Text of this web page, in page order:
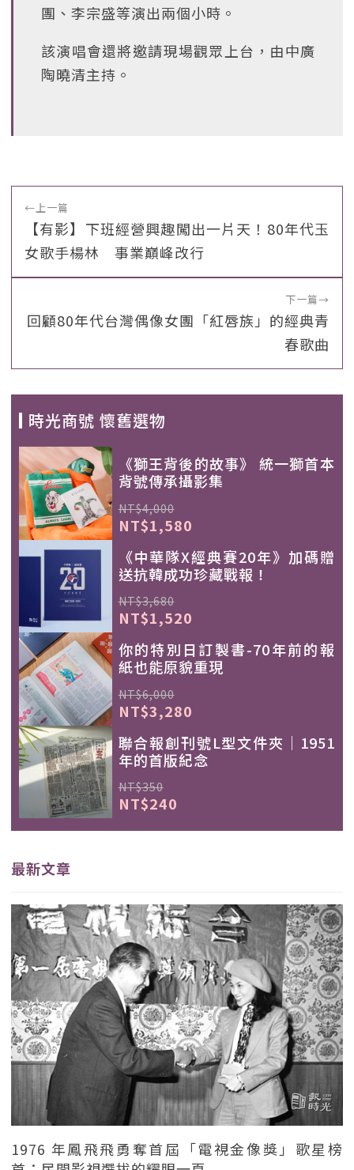
團、李宗盛等演出兩個小時。
該演唱會還將邀請現場觀眾上台，由中廣
陶曉清主持。
←上一篇
【有影】下班經營興趣闖出一片天！80年代玉
女歌手楊林 事業巔峰改行
下一篇→
回顧80年代台灣偶像女團「紅唇族」的經典青
春歌曲
時光商號 懷舊選物
《獅王背後的故事》 統一獅首本
背號傳承攝影集
NT$4,000
NT$1,580
《中華隊X經典賽20年》加碼贈
送抗韓成功珍藏戰報！
NT$3,680
NT$1,520
你的特別日訂製書-70年前的報
紙也能原貌重現
NT$6,000
NT$3,280
聯合報創刊號L型文件夾｜1951
年的首版紀念
NT$350
NT$240
最新文章
1976 年鳳飛飛勇奪首屆「電視金像獎」歌星榜